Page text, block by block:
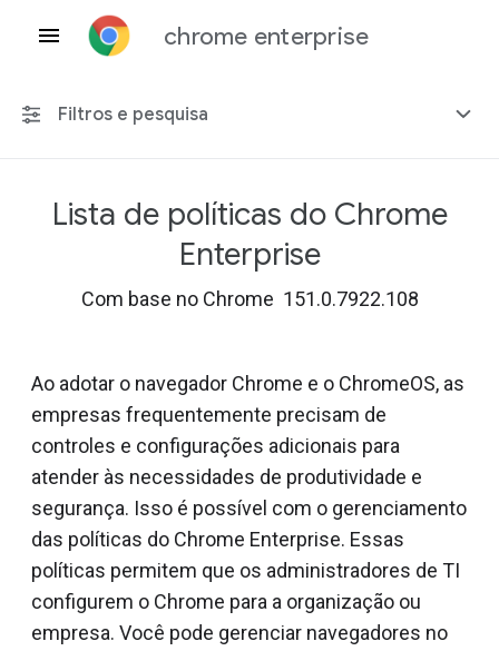
chrome enterprise
Filtros e pesquisa
Qualquer plataforma
Incluir políticas suspensas
Lista de políticas do Chrome
Enterprise
Com base no Chrome 151.0.7922.108
Ao adotar o navegador Chrome e o ChromeOS, as
empresas frequentemente precisam de
controles e configurações adicionais para
atender às necessidades de produtividade e
segurança. Isso é possível com o gerenciamento
das políticas do Chrome Enterprise. Essas
políticas permitem que os administradores de TI
configurem o Chrome para a organização ou
empresa. Você pode gerenciar navegadores no